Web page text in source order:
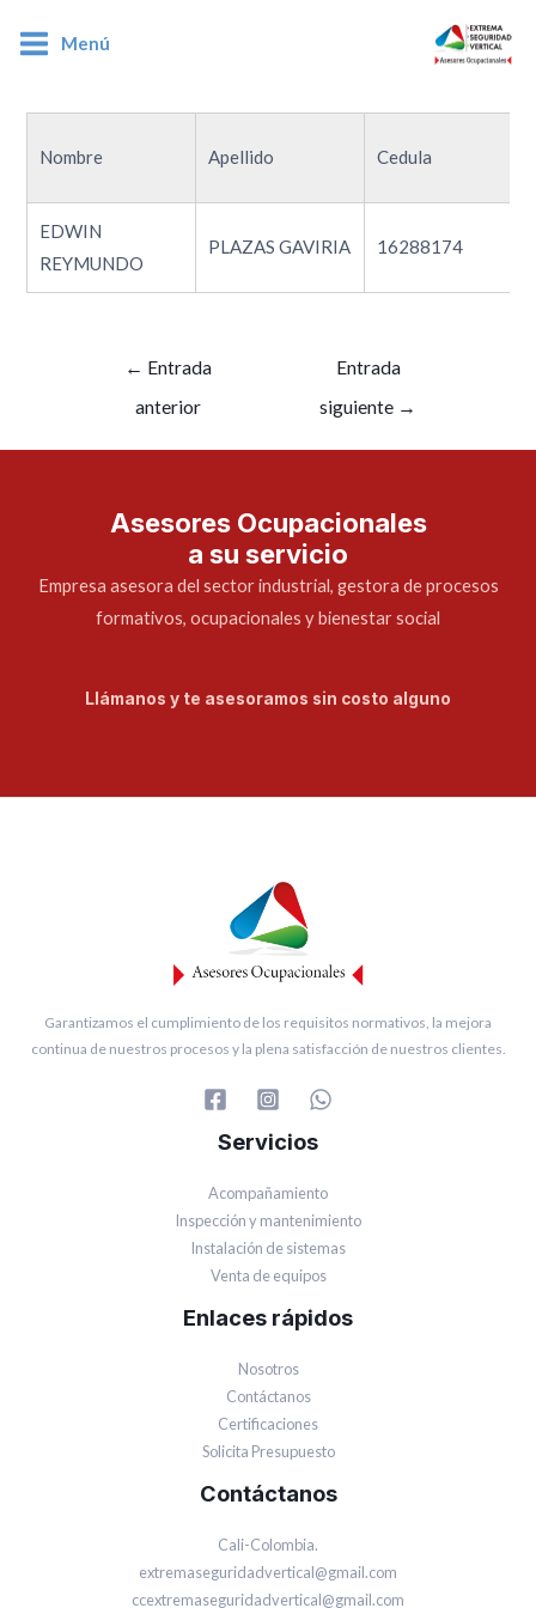
Menú
Nombre Apellido Cedula
EDWIN
REYMUNDO
PLAZAS GAVIRIA 16288174
← Entrada
anterior
Entrada
siguiente →
Asesores Ocupacionales
a su servicio
Empresa asesora del sector industrial, gestora de procesos
formativos, ocupacionales y bienestar social
Llámanos y te asesoramos sin costo alguno
Garantizamos el cumplimiento de los requisitos normativos, la mejora
continua de nuestros procesos y la plena satisfacción de nuestros clientes.
Servicios
Acompañamiento
Inspección y mantenimiento
Instalación de sistemas
Venta de equipos
Enlaces rápidos
Nosotros
Contáctanos
Certificaciones
Solicita Presupuesto
Contáctanos
Cali-Colombia.
extremaseguridadvertical@gmail.com
ccextremaseguridadvertical@gmail.com